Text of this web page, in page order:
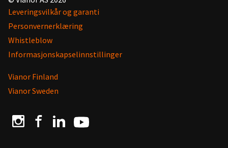
Leveringsvilkår og garanti
Personvernerklæring
Whistleblow
Informasjonskapselinnstillinger
Vianor Finland
Vianor Sweden